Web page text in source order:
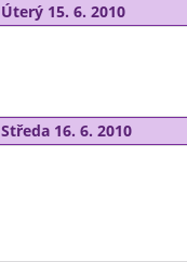
Úterý 15. 6. 2010
Středa 16. 6. 2010